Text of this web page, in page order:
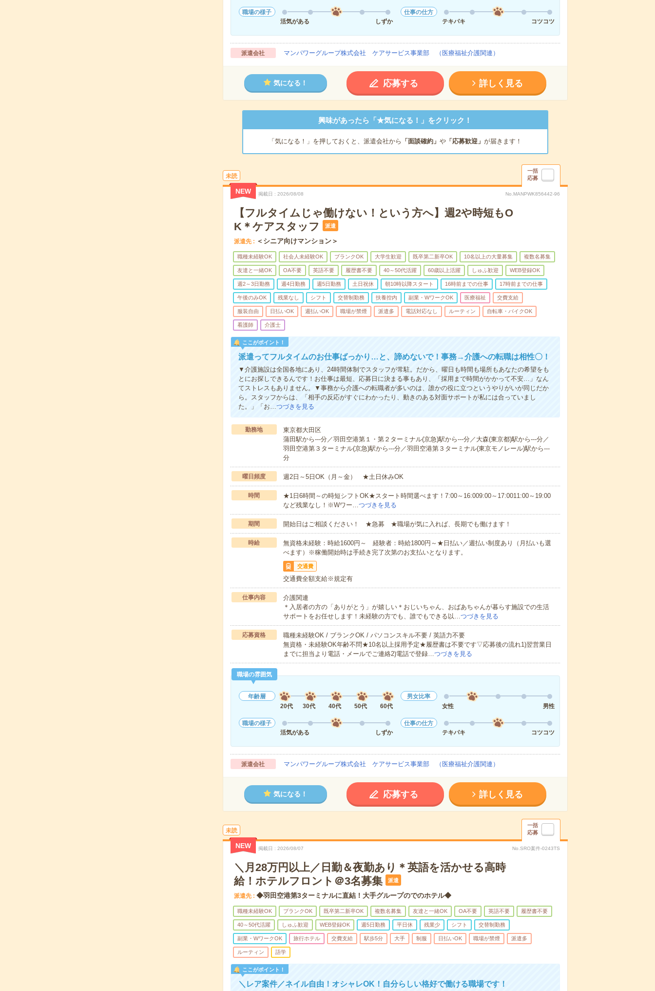
職場の様子
活気がある
しずか
仕事の仕方
テキパキ
コツコツ
派遣会社 マンパワーグループ株式会社 ケアサービス事業部 （医療福祉介護関連）
気になる！ 応募する 詳しく見る
興味があったら「★気になる！」をクリック！
「気になる！」を押しておくと、派遣会社から 「面談確約」 や「応募歓迎」 が届きます！
未読
一括
応募
NEW 掲載日 2026/08/08 No.MANPWK856442-96
【フルタイムじゃ働けない！という方へ】週2や時短もO
K＊ケアスタッフ
派遣
派遣先 ＜シニア向けマンション＞
職種未経験OK 社会人未経験OK ブランクOK 大学生歓迎 既卒第二新卒OK 10名以上の大量募集 複数名募集
友達と一緒OK OA不要 英語不要 履歴書不要 40～50代活躍 60歳以上活躍 しゅふ歓迎 WEB登録OK
週2～3日勤務 週4日勤務 週5日勤務 土日祝休 朝10時以降スタート 16時前までの仕事 17時前までの仕事
午後のみOK 残業なし シフト 交替制勤務 扶養控内 副業・WワークOK 医療福祉 交費支給
服装自由 日払いOK 週払いOK 職場が禁煙 派遣多 電話対応なし ルーティン 自転車・バイクOK
看護師 介護士
ここがポイント！
派遣ってフルタイムのお仕事ばっかり…と、諦めないで！事務→介護への転職は相性〇！
▼介護施設は全国各地にあり、24時間体制でスタッフが常駐。だから、曜日も時間も場所もあなたの希望をも
とにお探しできるんです！お仕事は最短、応募日に決まる事もあり、「採用まで時間がかかって不安…」なん
てストレスもありません。▼事務から介護への転職者が多いのは、誰かの役に立つというやりがいが同じだか
ら。スタッフからは、「相手の反応がすぐにわかったり、動きのある対面サポートが私には合っていまし
た。」「お…つづきを見る
勤務地
東京都大田区
蒲田駅から---分／羽田空港第１・第２ターミナル(京急)駅から---分／大森(東京都)駅から---分／
羽田空港第３ターミナル(京急)駅から---分／羽田空港第３ターミナル(東京モノレール)駅から---
分
曜日頻度 週2日～5日OK（月～金） ★土日休みOK
時間
★1日6時間～の時短シフトOK★スタート時間選べます！7:00～16:009:00～17:0011:00～19:00
など残業なし！※Wワー…つづきを見る
期間 開始日はご相談ください！ ★急募 ★職場が気に入れば、長期でも働けます！
時給
無資格未経験：時給1600円～ 経験者：時給1800円～★日払い／週払い制度あり（月払いも選
べます）※稼働開始時は手続き完了次第のお支払いとなります。
交通費
交通費全額支給※規定有
仕事内容
介護関連
＊入居者の方の「ありがとう」が嬉しい＊おじいちゃん、おばあちゃんが暮らす施設での生活
サポートをお任せします！未経験の方でも、誰でもできる以…つづきを見る
応募資格
職種未経験OK / ブランクOK / パソコンスキル不要 / 英語力不要
無資格・未経験OK年齢不問★10名以上採用予定★履歴書は不要です▽応募後の流れ1)翌営業日
までに担当より電話・メールでご連絡2)電話で登録…つづきを見る
職場の雰囲気
年齢層
20代
30代 40代 50代 60代
男女比率
女性
男性
職場の様子
活気がある
しずか
仕事の仕方
テキパキ
コツコツ
派遣会社 マンパワーグループ株式会社 ケアサービス事業部 （医療福祉介護関連）
気になる！ 応募する 詳しく見る
未読
一括
応募
NEW 掲載日 2026/08/07 No.SRO案件-0243TS
＼月28万円以上／日勤＆夜勤あり＊英語を活かせる高時
給！ホテルフロント＠3名募集
派遣
派遣先 ◆羽田空港第3ターミナルに直結！大手グループのでのホテル◆
職種未経験OK ブランクOK 既卒第二新卒OK 複数名募集 友達と一緒OK OA不要 英語不要 履歴書不要
40～50代活躍 しゅふ歓迎 WEB登録OK 週5日勤務 平日休 残業少 シフト 交替制勤務
副業・WワークOK 旅行ホテル 交費支給 駅歩5分 大手 制服 日払いOK 職場が禁煙 派遣多
ルーティン 語学
ここがポイント！
＼レア案件／ネイル自由！オシャレOK！自分らしい格好で働ける職場です！